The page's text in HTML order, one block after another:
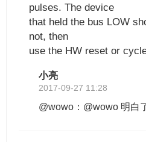
pulses. The device
that held the bus LOW
not, then
use the HW reset or
小亮
2017-09-27 11:28
@wowo：@wowo 明白